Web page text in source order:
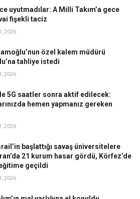
uyutmadılar: A Milli Takım’a gece
fişekli taciz
2026
özel kalem müdürü
tahliye istedi
2026
5G saatler sonra aktif edilecek:
hemen yapmanız gereken
2026
başlattığı savaş üniversitelere
21 kurum hasar gördü, Körfez’de
geçildi
2026